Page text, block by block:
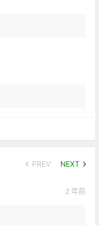
PREV NEXT
2 年前